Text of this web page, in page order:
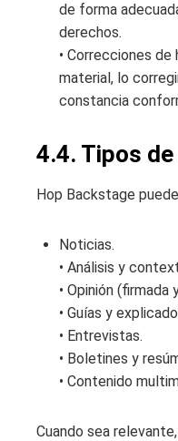
de forma
derechos.
• Correcciones de
material, lo
constancia
4.4. Tipos
Hop Backstage
Noticias.
• Análisis y
• Opinión (firmada
• Guías y
• Entrevistas.
• Boletines y
• Contenido
Cuando sea